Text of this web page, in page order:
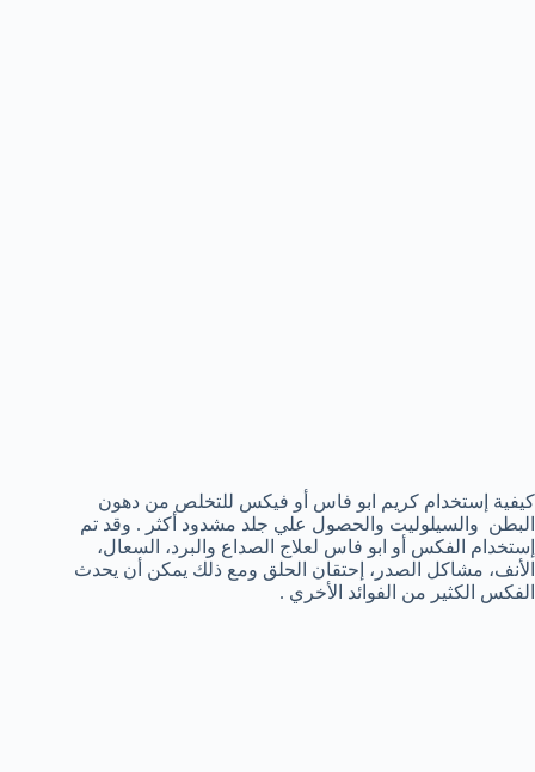
كيفية إستخدام كريم ابو فاس أو فيكس للتخلص من دهون
البطن والسيلوليت والحصول علي جلد مشدود أكثر . وقد تم
إستخدام الفكس أو ابو فاس لعلاج الصداع والبرد، السعال،
الأنف، مشاكل الصدر، إحتقان الحلق ومع ذلك يمكن أن يحدث
الفكس الكثير من الفوائد الأخري .